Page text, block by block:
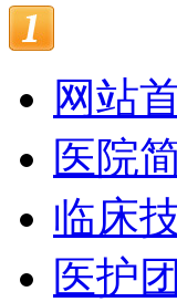
网站
医院
临床
医护